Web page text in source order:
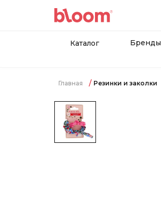
Каталог Бренды
Главная Резинки и заколки